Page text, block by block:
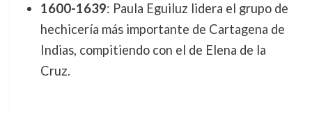
1600-1639: Paula Eguiluz lidera el grupo de
hechicería más importante de Cartagena de
Indias, compitiendo con el de Elena de la
Cruz.